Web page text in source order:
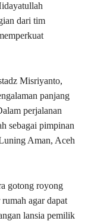
dari tim
Misriyanto,
panjang
perjalanan
sebagai pimpinan
Aman, Aceh
gotong royong
agar dapat
lansia pemilik